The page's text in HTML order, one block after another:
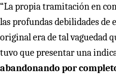
“La propia tramitación en
las profundas debilidades de
original era de tal vaguedad
tuvo que presentar una
abandonando por